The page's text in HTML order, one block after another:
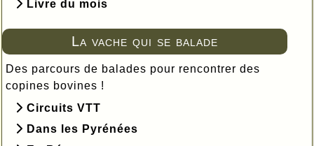
Livre du mois
La vache qui se balade
Des parcours de balades pour rencontrer des
copines bovines !
Circuits VTT
Dans les Pyrénées